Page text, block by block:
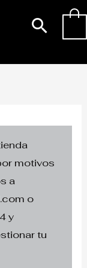
motivos
a
o
y
tu